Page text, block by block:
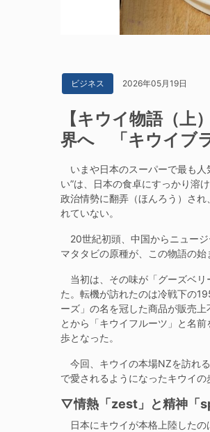
ビジネス 2026年05月19日
【キウイ物語（上
界へ 「キウイブ
いまや日本のスーパーで最も人
い”は、日本の食卓にすっかり溶
政治情勢に翻弄（ほんろう）さ
れていない。
20世紀初頭、中国からニュージ
マタタビの原種が、この物語の始
当初は、その味が「グーズベリ
た。転機が訪れたのは冷戦下の
ーズ」の名を冠した商品が販売
とから「キウイフルーツ」と名
歩となった。
今回、キウイの本場NZを訪れ
で愛されるようになったキウイ
▽情熱「zest」と精神「
日本にキウイが本格上陸したの